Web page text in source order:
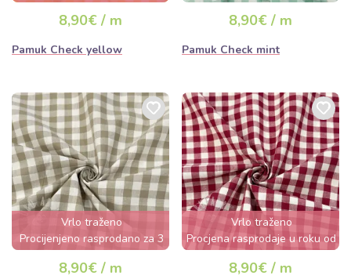
nekoliko sati
8,90€ / m
Pamuk Check yellow
8,90€ / m
Pamuk Check mint
Vrlo traženo
Procijenjeno rasprodano za 3
dana
8,90€ / m
Vrlo traženo
Procjena rasprodaje u roku od
nekoliko sati
8,90€ / m